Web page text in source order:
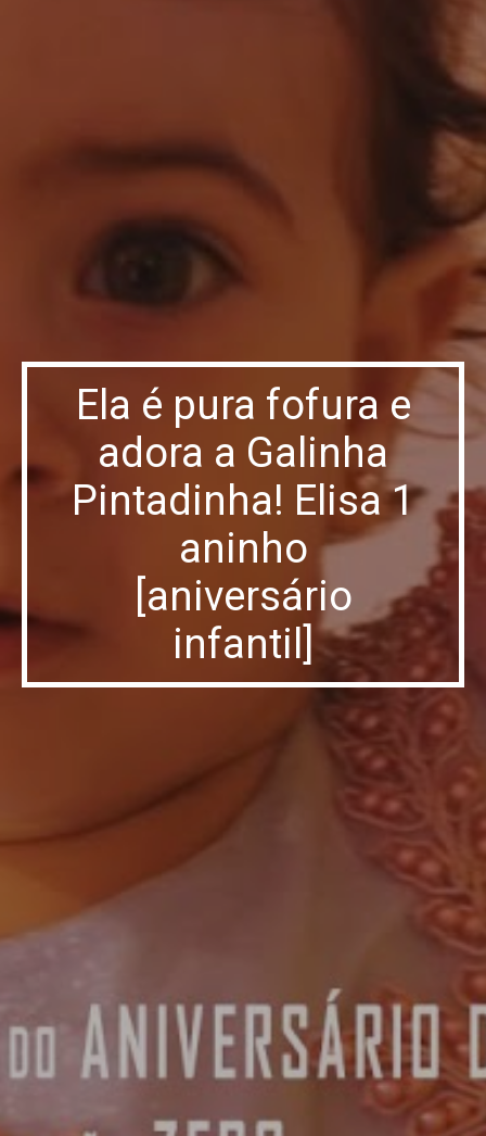
Ela é pura fofura e
adora a Galinha
Pintadinha! Elisa 1
aninho
[aniversário
infantil]